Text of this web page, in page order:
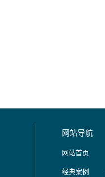
网站导航
网站首页
经典案例